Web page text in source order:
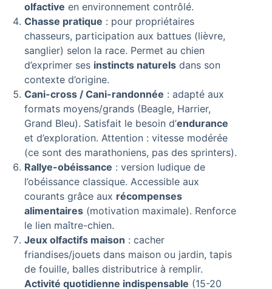
olfactive en environnement contrôlé.
Chasse pratique : pour propriétaires
chasseurs, participation aux battues (lièvre,
sanglier) selon la race. Permet au chien
d’exprimer ses instincts naturels dans son
contexte d’origine.
Cani-cross / Cani-randonnée : adapté aux
formats moyens/grands (Beagle, Harrier,
Grand Bleu). Satisfait le besoin d’endurance
et d’exploration. Attention : vitesse modérée
(ce sont des marathoniens, pas des sprinters).
Rallye-obéissance : version ludique de
l’obéissance classique. Accessible aux
courants grâce aux récompenses
alimentaires (motivation maximale). Renforce
le lien maître-chien.
Jeux olfactifs maison : cacher
friandises/jouets dans maison ou jardin, tapis
de fouille, balles distributrice à remplir.
Activité quotidienne indispensable (15-20